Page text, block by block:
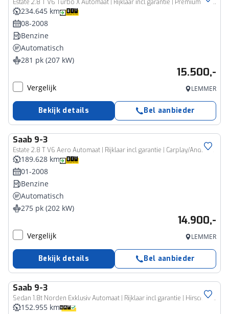
Estate 2.8 T V6 Turbo X Automaat | Rijklaar incl garantie | Premium leer Bose Darktint Xenon meesturend
234.645 km
08-2008
Benzine
Automatisch
281 pk (207 kW)
15.500,-
Vergelijk LEMMER
Bekijk details Bel aanbieder
Saab 9-3
Estate 2.8 T V6 Aero Automaat | Rijklaar incl garantie | Carplay/Android Auto Trekhaak Leer Stoelverwarming
189.628 km
01-2008
Benzine
Automatisch
275 pk (202 kW)
14.900,-
Vergelijk LEMMER
Bekijk details Bel aanbieder
Saab 9-3
Sedan 1.8t Norden Exklusiv Automaat | Rijklaar incl garantie | Hirsch 195 pk Xenon Navigatie Trekhaak Carbon
152.955 km